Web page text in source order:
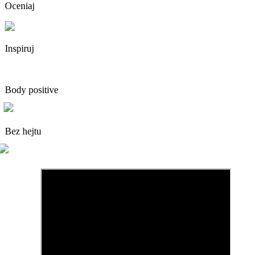
Oceniaj
Inspiruj
Body positive
Bez hejtu